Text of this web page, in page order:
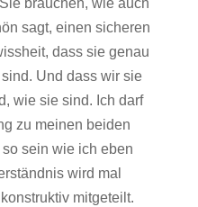
brauchen, wie auch
sagt, einen sicheren
dass sie genau
Und dass wir sie
wie sie sind. Ich darf
zu meinen beiden
sein wie ich eben
wird mal
mitgeteilt.